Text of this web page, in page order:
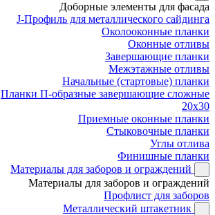
Доборные элементы для фасада
J-Профиль для металлического сайдинга
Околооконные планки
Оконные отливы
Завершающие планки
Межэтажные отливы
Начальные (стартовые) планки
Планки П-образные завершающие сложные
20x30
Приемные оконные планки
Стыковочные планки
Углы отлива
Финишные планки
Материалы для заборов и ограждений
Материалы для заборов и ограждений
Профлист для заборов
Металлический штакетник